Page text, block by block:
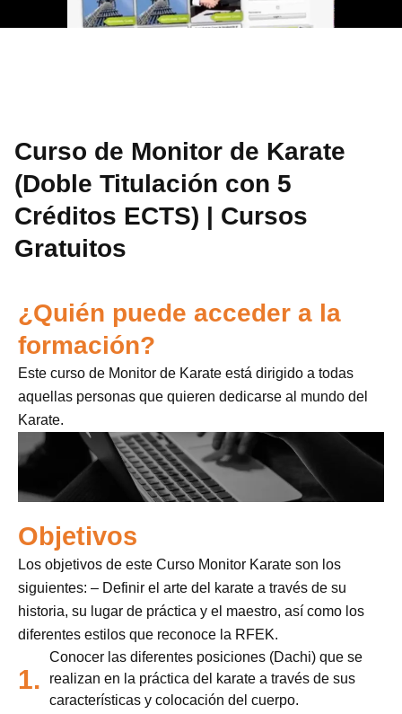
Curso de Monitor de Karate
(Doble Titulación con 5
Créditos ECTS) | Cursos
Gratuitos
¿Quién puede acceder a la
formación?
Este curso de Monitor de Karate está dirigido a todas
aquellas personas que quieren dedicarse al mundo del
Karate.
Objetivos
Los objetivos de este Curso Monitor Karate son los
siguientes: – Definir el arte del karate a través de su
historia, su lugar de práctica y el maestro, así como los
diferentes estilos que reconoce la RFEK.
1.
Conocer las diferentes posiciones (Dachi) que se
realizan en la práctica del karate a través de sus
características y colocación del cuerpo.